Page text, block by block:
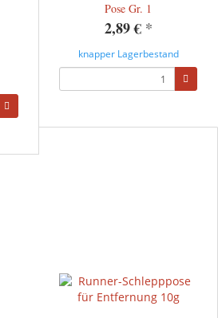
Pose Gr. 1
2,89 € *
knapper Lagerbestand